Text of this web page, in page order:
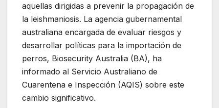
aquellas dirigidas a prevenir la propagación de
la leishmaniosis. La agencia gubernamental
australiana encargada de evaluar riesgos y
desarrollar políticas para la importación de
perros, Biosecurity Australia (BA), ha
informado al Servicio Australiano de
Cuarentena e Inspección (AQIS) sobre este
cambio significativo.